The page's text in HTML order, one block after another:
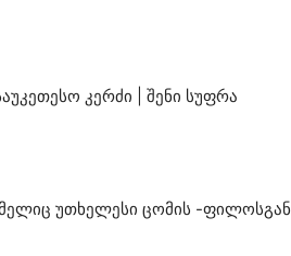
უთხელესი ცომის -ფილოსგან